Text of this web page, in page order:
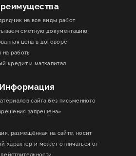
на все виды работ
сметную документацию
цена в договоре
на работы
кредит и маткапитал
Информация
сайта без письменного
запрещена»
размещённая на сайте, носит
характер и может отличаться от
действительности.